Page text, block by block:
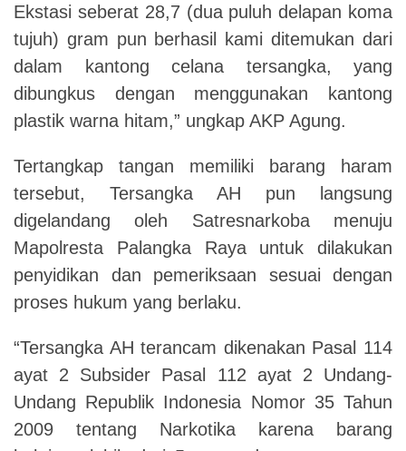
Ekstasi seberat 28,7 (dua puluh delapan koma
tujuh) gram pun berhasil kami ditemukan dari
dalam kantong celana tersangka, yang
dibungkus dengan menggunakan kantong
plastik warna hitam,” ungkap AKP Agung.
Tertangkap tangan memiliki barang haram
tersebut, Tersangka AH pun langsung
digelandang oleh Satresnarkoba menuju
Mapolresta Palangka Raya untuk dilakukan
penyidikan dan pemeriksaan sesuai dengan
proses hukum yang berlaku.
“Tersangka AH terancam dikenakan Pasal 114
ayat 2 Subsider Pasal 112 ayat 2 Undang-
Undang Republik Indonesia Nomor 35 Tahun
2009 tentang Narkotika karena barang